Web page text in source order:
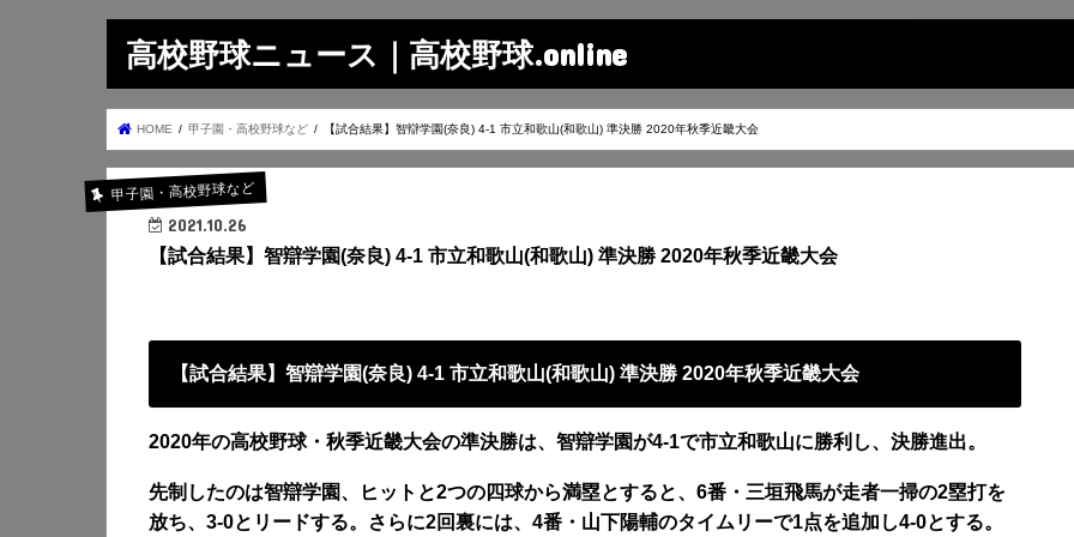
高校野球ニュース｜高校野球.online
HOME 甲子園・高校野球など 【試合結果】智辯学園(奈良) 4-1 市立和歌山(和歌山) 準決勝 2020年秋季近畿大会
甲子園・高校野球など
2021.10.26
【試合結果】智辯学園(奈良) 4-1 市立和歌山(和歌山) 準決勝 2020年秋季近畿大会
【試合結果】智辯学園(奈良) 4-1 市立和歌山(和歌山) 準決勝 2020年秋季近畿大会
2020年の高校野球・秋季近畿大会の準決勝は、智辯学園が4-1で市立和歌山に勝利し、決勝進出。
先制したのは智辯学園、ヒットと2つの四球から満塁とすると、6番・三垣飛馬が走者一掃の2塁打を
放ち、3-0とリードする。さらに2回裏には、4番・山下陽輔のタイムリーで1点を追加し4-0とする。